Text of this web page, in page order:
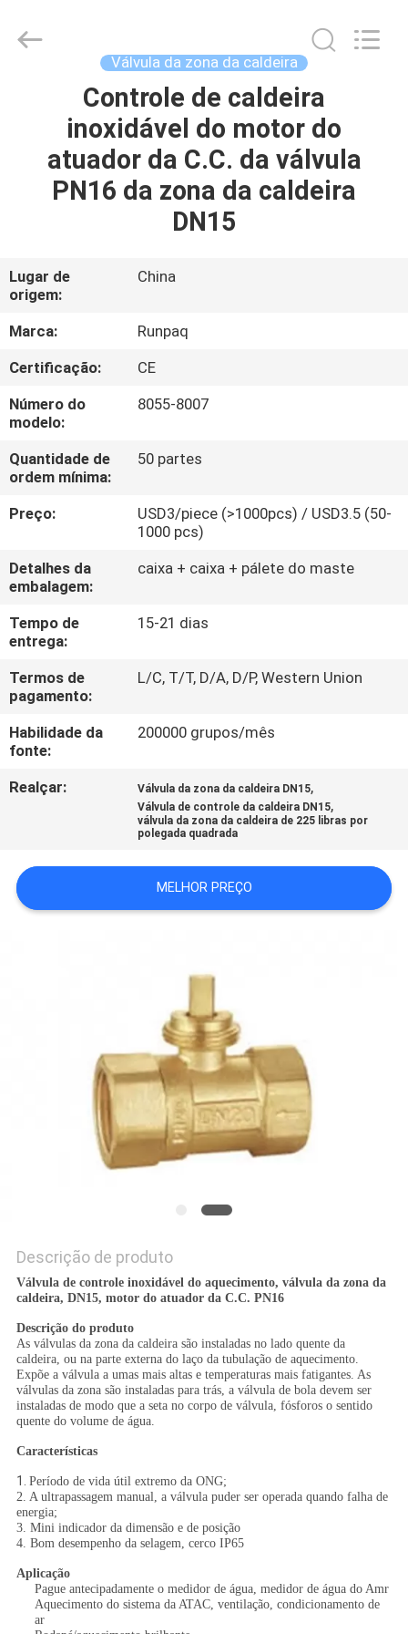
PRODUTOS
EXCURSÃO
DA
FÁBRICA
CONTROLE
DA
QUALIDADE
CONTACTE-
NOS
NOTÍCIA
PEÇA
UMAS
CITAÇÕES
SITE
Technology
Válvula da zona da caldeira
Controle de caldeira
inoxidável do motor do
atuador da C.C. da válvula
PN16 da zona da caldeira
DN15
Lugar de
origem:
China
Marca:
Runpaq
Certificação:
CE
Número do
modelo:
8055-8007
Quantidade de
ordem mínima:
50 partes
Preço:
USD3/piece (>1000pcs) / USD3.5 (50-
1000 pcs)
Detalhes da
embalagem:
caixa + caixa + pálete do maste
Tempo de
entrega:
15-21 dias
Termos de
pagamento:
L/C, T/T, D/A, D/P, Western Union
Habilidade da
fonte:
200000 grupos/mês
Realçar: Válvula da zona da caldeira DN15,
Válvula de controle da caldeira DN15,
válvula da zona da caldeira de 225 libras por
polegada quadrada
MELHOR PREÇO
Descrição de produto
Válvula de controle inoxidável do aquecimento, válvula da zona da
caldeira, DN15, motor do atuador da C.C. PN16
Descrição do produto
As válvulas da zona da caldeira são instaladas no lado quente da
caldeira, ou na parte externa do laço da tubulação de aquecimento.
Expõe a válvula a umas mais altas e temperaturas mais fatigantes. As
válvulas da zona são instaladas para trás, a válvula de bola devem ser
instaladas de modo que a seta no corpo de válvula, fósforos o sentido
quente do volume de água.
Características
1. Período de vida útil extremo da ONG;
2. A ultrapassagem manual, a válvula puder ser operada quando falha de
energia;
3. Mini indicador da dimensão e de posição
4. Bom desempenho da selagem, cerco IP65
Aplicação
Pague antecipadamente o medidor de água, medidor de água do Amr
Aquecimento do sistema da ATAC, ventilação, condicionamento de
ar